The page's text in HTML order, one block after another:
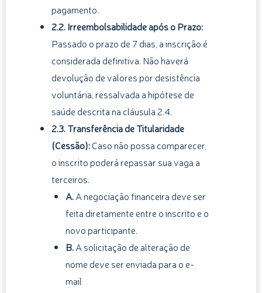
pagamento.
2.2. Irreembolsabilidade após o Prazo:
Passado o prazo de 7 dias, a inscrição é
considerada definitiva. Não haverá
devolução de valores por desistência
voluntária, ressalvada a hipótese de
saúde descrita na cláusula 2.4.
2.3. Transferência de Titularidade
(Cessão):Caso não possa comparecer,
o inscrito poderá repassar sua vaga a
terceiros.
A.A negociação financeira deve ser
feita diretamente entre o inscrito e o
novo participante.
B.A solicitação de alteração de
nome deve ser enviada para o e-
mail